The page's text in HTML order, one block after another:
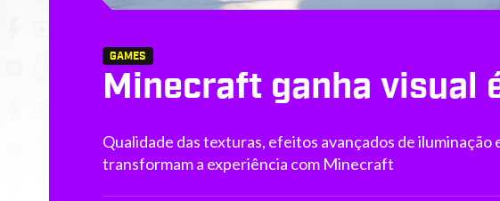
GAMES
Minecraft ganha visual
Qualidade das texturas, efeitos avançados de iluminação
transformam a experiência com Minecraft